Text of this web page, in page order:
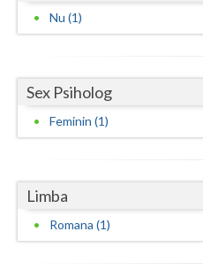
Neamt
Prahova
Sibiu
Nu (1)
Sex Psiholog
Feminin (1)
Limba
Romana (1)